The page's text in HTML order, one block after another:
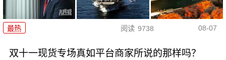
最热 阅读 9738 08-07
双十一现货专场真如平台商家所说的那样吗？